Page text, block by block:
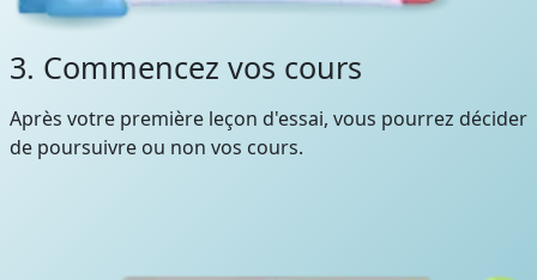
3. Commencez vos cours
Après votre première leçon d'essai, vous pourrez décider
de poursuivre ou non vos cours.